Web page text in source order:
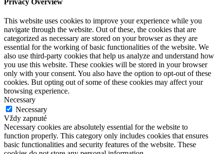
This website uses cookies to improve your experience while you
navigate through the website. Out of these, the cookies that are
categorized as necessary are stored on your browser as they are
essential for the working of basic functionalities of the website. We
also use third-party cookies that help us analyze and understand how
you use this website. These cookies will be stored in your browser
only with your consent. You also have the option to opt-out of these
cookies. But opting out of some of these cookies may affect your
browsing experience.
Necessary
Necessary
Vždy zapnuté
Necessary cookies are absolutely essential for the website to
function properly. This category only includes cookies that ensures
basic functionalities and security features of the website. These